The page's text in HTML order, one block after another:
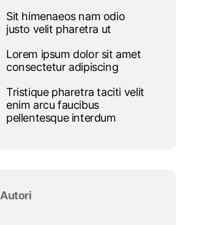
Sit himenaeos nam odio
justo velit pharetra ut
Lorem ipsum dolor sit amet
consectetur adipiscing
Tristique pharetra taciti velit
enim arcu faucibus
pellentesque interdum
Autori